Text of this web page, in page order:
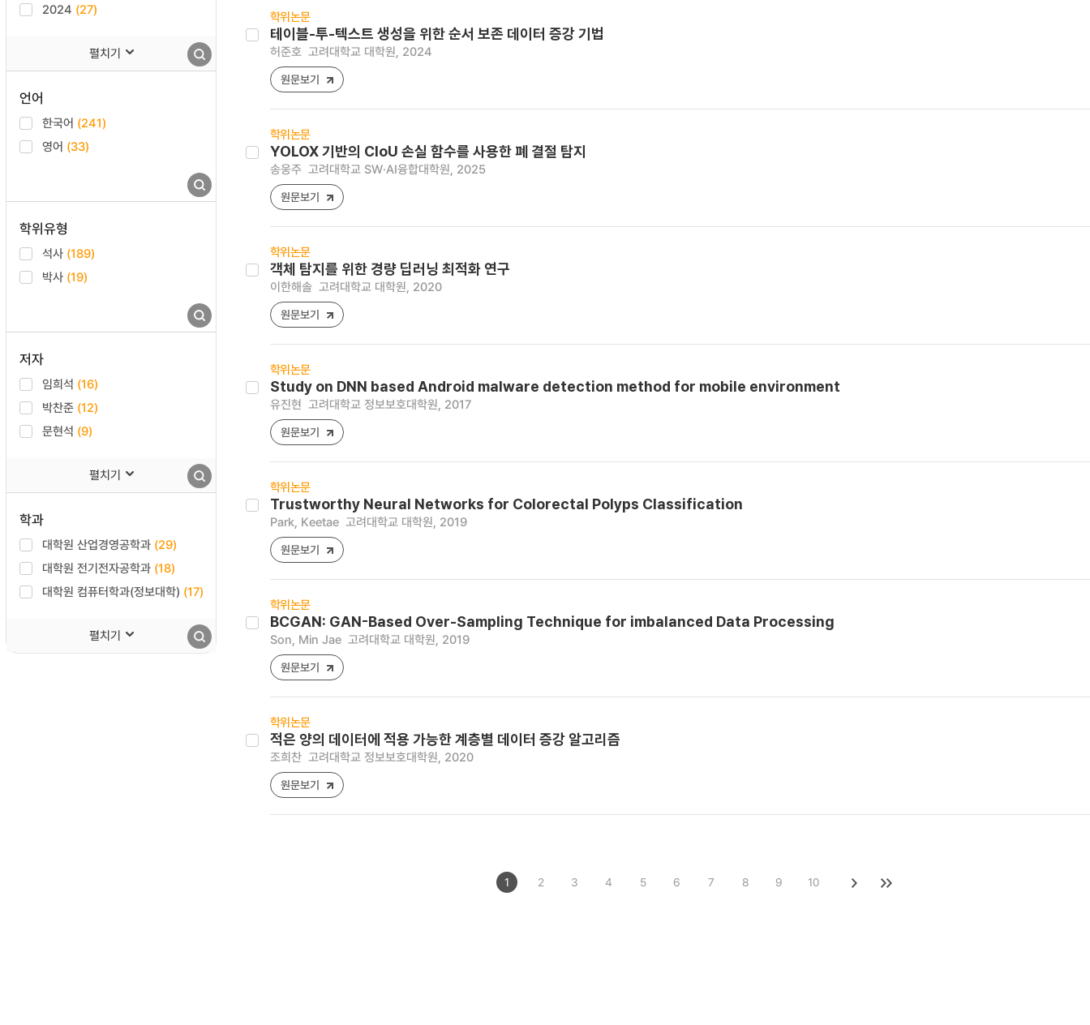
2024 (27)
펼치기
언어
한국어 (241)
영어 (33)
학위유형
석사 (189)
박사 (19)
저자
임희석 (16)
박찬준 (12)
문현석 (9)
펼치기
학과
대학원 산업경영공학과 (29)
대학원 전기전자공학과 (18)
대학원 컴퓨터학과(정보대학) (17)
펼치기
학위논문
테이블-투-텍스트 생성을 위한 순서 보존 데이터 증강 기법
허준호 고려대학교 대학원, 2024
원문보기
학위논문
YOLOX 기반의 CIoU 손실 함수를 사용한 폐 결절 탐지
송웅주 고려대학교 SW·AI융합대학원, 2025
원문보기
학위논문
객체 탐지를 위한 경량 딥러닝 최적화 연구
이한해솔 고려대학교 대학원, 2020
원문보기
학위논문
Study on DNN based Android malware detection method for mobile environment
유진현 고려대학교 정보보호대학원, 2017
원문보기
학위논문
Trustworthy Neural Networks for Colorectal Polyps Classification
Park, Keetae 고려대학교 대학원, 2019
원문보기
학위논문
BCGAN: GAN-Based Over-Sampling Technique for imbalanced Data Processing
Son, Min Jae 고려대학교 대학원, 2019
원문보기
학위논문
적은 양의 데이터에 적용 가능한 계층별 데이터 증강 알고리즘
조희찬 고려대학교 정보보호대학원, 2020
원문보기
1 2 3 4 5 6 7 8 9 10